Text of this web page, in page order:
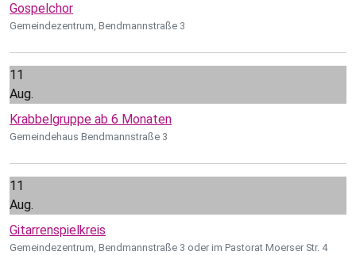
Gospelchor
Gemeindezentrum, Bendmannstraße 3
11
Aug.
Krabbelgruppe ab 6 Monaten
Gemeindehaus Bendmannstraße 3
11
Aug.
Gitarrenspielkreis
Gemeindezentrum, Bendmannstraße 3 oder im Pastorat Moerser Str. 4